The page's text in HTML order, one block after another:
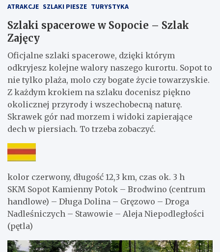
ATRAKCJE SZLAKI PIESZE TURYSTYKA
Szlaki spacerowe w Sopocie – Szlak
Zajęcy
Oficjalne szlaki spacerowe, dzięki którym
odkryjesz kolejne walory naszego kurortu. Sopot to
nie tylko plaża, molo czy bogate życie towarzyskie.
Z każdym krokiem na szlaku docenisz piękno
okolicznej przyrody i wszechobecną naturę.
Skrawek gór nad morzem i widoki zapierające
dech w piersiach. To trzeba zobaczyć.
kolor czerwony, długość 12,3 km, czas ok. 3 h
SKM Sopot Kamienny Potok – Brodwino (centrum
handlowe) – Długa Dolina – Gręzowo – Droga
Nadleśniczych – Stawowie – Aleja Niepodległości
(pętla)